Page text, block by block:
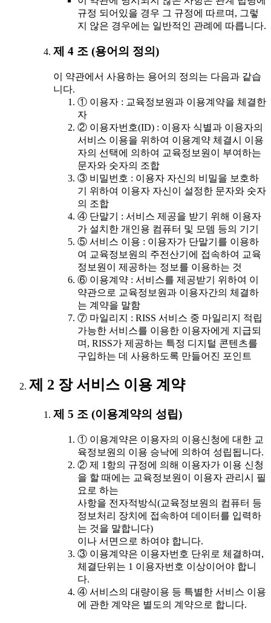
규정 되어있을 경우 그 규정에 따르며, 그렇
지 않은 경우에는 일반적인 관례에 따릅니다.
제 4 조 (용어의 정의)
이 약관에서 사용하는 용어의 정의는 다음과 같습
니다.
① 이용자 : 교육정보원과 이용계약을 체결한
자
② 이용자번호(ID) : 이용자 식별과 이용자의
서비스 이용을 위하여 이용계약 체결시 이용
자의 선택에 의하여 교육정보원이 부여하는
문자와 숫자의 조합
③ 비밀번호 : 이용자 자신의 비밀을 보호하
기 위하여 이용자 자신이 설정한 문자와 숫자
의 조합
④ 단말기 : 서비스 제공을 받기 위해 이용자
가 설치한 개인용 컴퓨터 및 모뎀 등의 기기
⑤ 서비스 이용 : 이용자가 단말기를 이용하
여 교육정보원의 주전산기에 접속하여 교육
정보원이 제공하는 정보를 이용하는 것
⑥ 이용계약 : 서비스를 제공받기 위하여 이
약관으로 교육정보원과 이용자간의 체결하
는 계약을 말함
⑦ 마일리지 : RISS 서비스 중 마일리지 적립
가능한 서비스를 이용한 이용자에게 지급되
며, RISS가 제공하는 특정 디지털 콘텐츠를
구입하는 데 사용하도록 만들어진 포인트
제 2 장 서비스 이용 계약
제 5 조 (이용계약의 성립)
① 이용계약은 이용자의 이용신청에 대한 교
육정보원의 이용 승낙에 의하여 성립됩니다.
② 제 1항의 규정에 의해 이용자가 이용 신청
을 할 때에는 교육정보원이 이용자 관리시 필
요로 하는
사항을 전자적방식(교육정보원의 컴퓨터 등
정보처리 장치에 접속하여 데이터를 입력하
는 것을 말합니다)
이나 서면으로 하여야 합니다.
③ 이용계약은 이용자번호 단위로 체결하며,
체결단위는 1 이용자번호 이상이어야 합니
다.
④ 서비스의 대량이용 등 특별한 서비스 이용
에 관한 계약은 별도의 계약으로 합니다.